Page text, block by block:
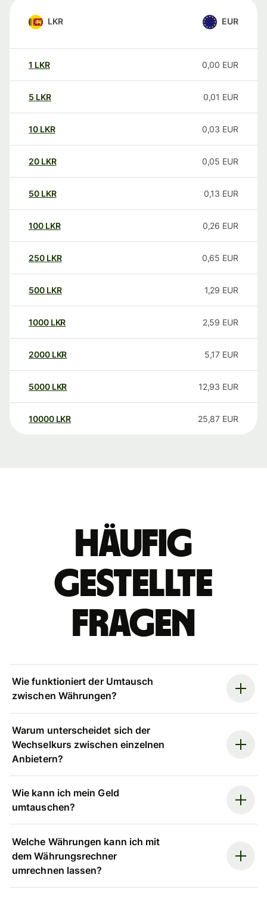
LKR EUR
1 LKR 0,00 EUR
5 LKR 0,01 EUR
10 LKR 0,03 EUR
20 LKR 0,05 EUR
50 LKR 0,13 EUR
100 LKR 0,26 EUR
250 LKR 0,65 EUR
500 LKR 1,29 EUR
1000 LKR 2,59 EUR
2000 LKR 5,17 EUR
5000 LKR 12,93 EUR
10000 LKR 25,87 EUR
Häufig
gestellte
Fragen
Wie funktioniert der Umtausch
zwischen Währungen?
Warum unterscheidet sich der
Wechselkurs zwischen einzelnen
Anbietern?
Wie kann ich mein Geld
umtauschen?
Welche Währungen kann ich mit
dem Währungsrechner
umrechnen lassen?